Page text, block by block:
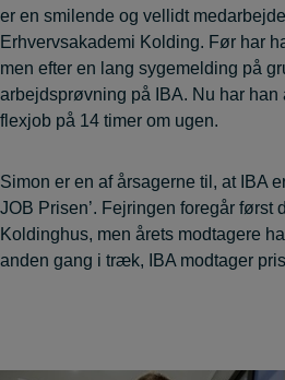
er en smilende og vellidt
Erhvervsakademi Kolding. Før har
men efter en lang sygemelding på
arbejdsprøvning på IBA. Nu har han
flexjob på 14 timer om ugen.
Simon er en af årsagerne til, at IBA
JOB Prisen’. Fejringen foregår først
Koldinghus, men årets modtagere
anden gang i træk, IBA modtager